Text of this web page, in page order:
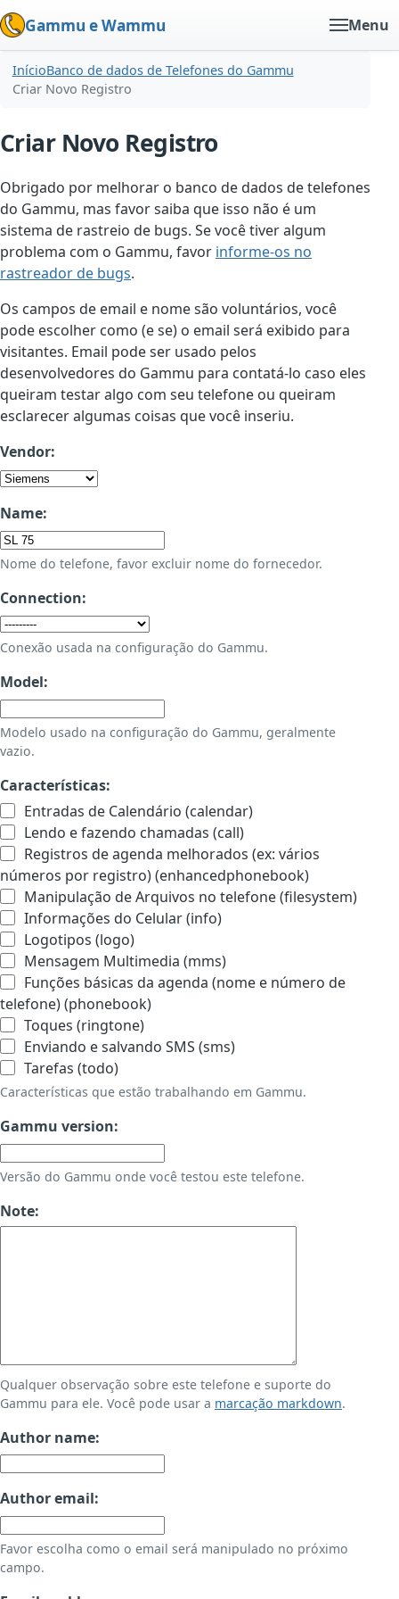
Gammu e Wammu Menu
InícioBanco de dados de Telefones do Gammu
Criar Novo Registro
Criar Novo Registro
Obrigado por melhorar o banco de dados de telefones
do Gammu, mas favor saiba que isso não é um
sistema de rastreio de bugs. Se você tiver algum
problema com o Gammu, favor informe-os no
rastreador de bugs.
Os campos de email e nome são voluntários, você
pode escolher como (e se) o email será exibido para
visitantes. Email pode ser usado pelos
desenvolvedores do Gammu para contatá-lo caso eles
queiram testar algo com seu telefone ou queiram
esclarecer algumas coisas que você inseriu.
Vendor:
Name:
Nome do telefone, favor excluir nome do fornecedor.
Connection:
Conexão usada na configuração do Gammu.
Model:
Modelo usado na configuração do Gammu, geralmente
vazio.
Características:
Entradas de Calendário (calendar)
Lendo e fazendo chamadas (call)
Registros de agenda melhorados (ex: vários
números por registro) (enhancedphonebook)
Manipulação de Arquivos no telefone (filesystem)
Informações do Celular (info)
Logotipos (logo)
Mensagem Multimedia (mms)
Funções básicas da agenda (nome e número de
telefone) (phonebook)
Toques (ringtone)
Enviando e salvando SMS (sms)
Tarefas (todo)
Características que estão trabalhando em Gammu.
Gammu version:
Versão do Gammu onde você testou este telefone.
Note:
Qualquer observação sobre este telefone e suporte do
Gammu para ele. Você pode usar a marcação markdown.
Author name:
Author email:
Favor escolha como o email será manipulado no próximo
campo.